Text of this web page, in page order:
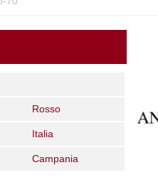
Rosso
Italia
Campania